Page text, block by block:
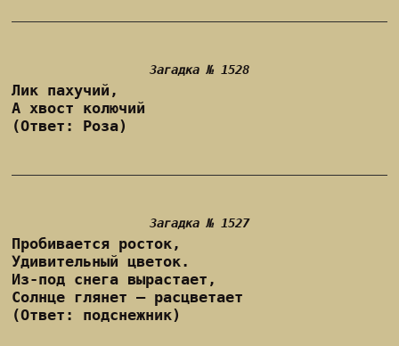
Загадка № 1528
Лик пахучий,
А хвост колючий
(Ответ: Роза)
Загадка № 1527
Пробивается росток,
Удивительный цветок.
Из-под снега вырастает,
Солнце глянет — расцветает
(Ответ: подснежник)